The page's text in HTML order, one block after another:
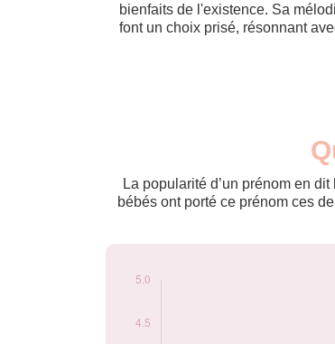
bienfaits de l'existence. Sa
font un choix prisé, résonnant
La popularité d’un prénom en
bébés ont porté ce prénom ces
Popularité du
2009
5